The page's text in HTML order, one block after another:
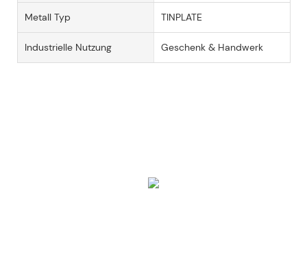
Metall Typ TINPLATE
Industrielle Nutzung Geschenk & Handwerk